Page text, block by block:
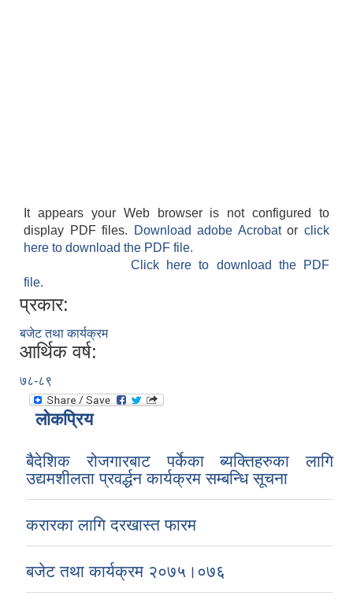
It appears your Web browser is not configured to
display PDF files.
Download adobe Acrobatorclick
here to download the PDF file.
Click here to download the PDF
file.
प्रकार:
बजेट तथा कार्यक्रम
आर्थिक वर्ष:
७८-८९
लोकप्रिय
बैदेशिक रोजगारबाट पर्केका ब्यक्तिहरुका लागि
उद्यमशीलता प्रवर्द्धन कार्यक्रम सम्बन्धि सूचना
करारका लागि दरखास्त फारम
बजेट तथा कार्यक्रम २०७५।०७६